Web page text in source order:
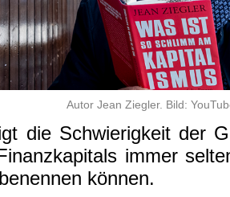
Autor Jean Ziegler. Bild:
die Schwierigkeit der
immer
können.